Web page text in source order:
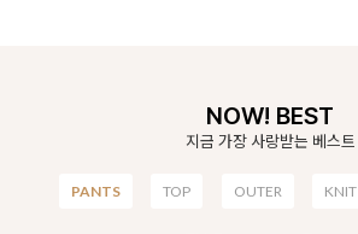
NOW! BEST
지금 가장 사랑받는 베스트
PANTS TOP OUTER KNIT